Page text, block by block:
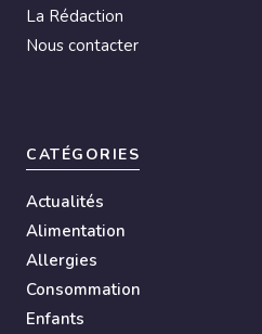
La Rédaction
Nous contacter
CATÉGORIES
Actualités
Alimentation
Allergies
Consommation
Enfants